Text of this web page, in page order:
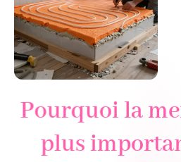
Pourquoi la
plus